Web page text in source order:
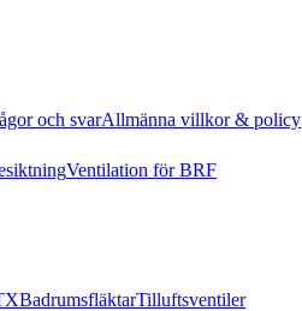
och svarAllmänna villkor & policy
Ventilation för BRF
BadrumsfläktarTilluftsventiler